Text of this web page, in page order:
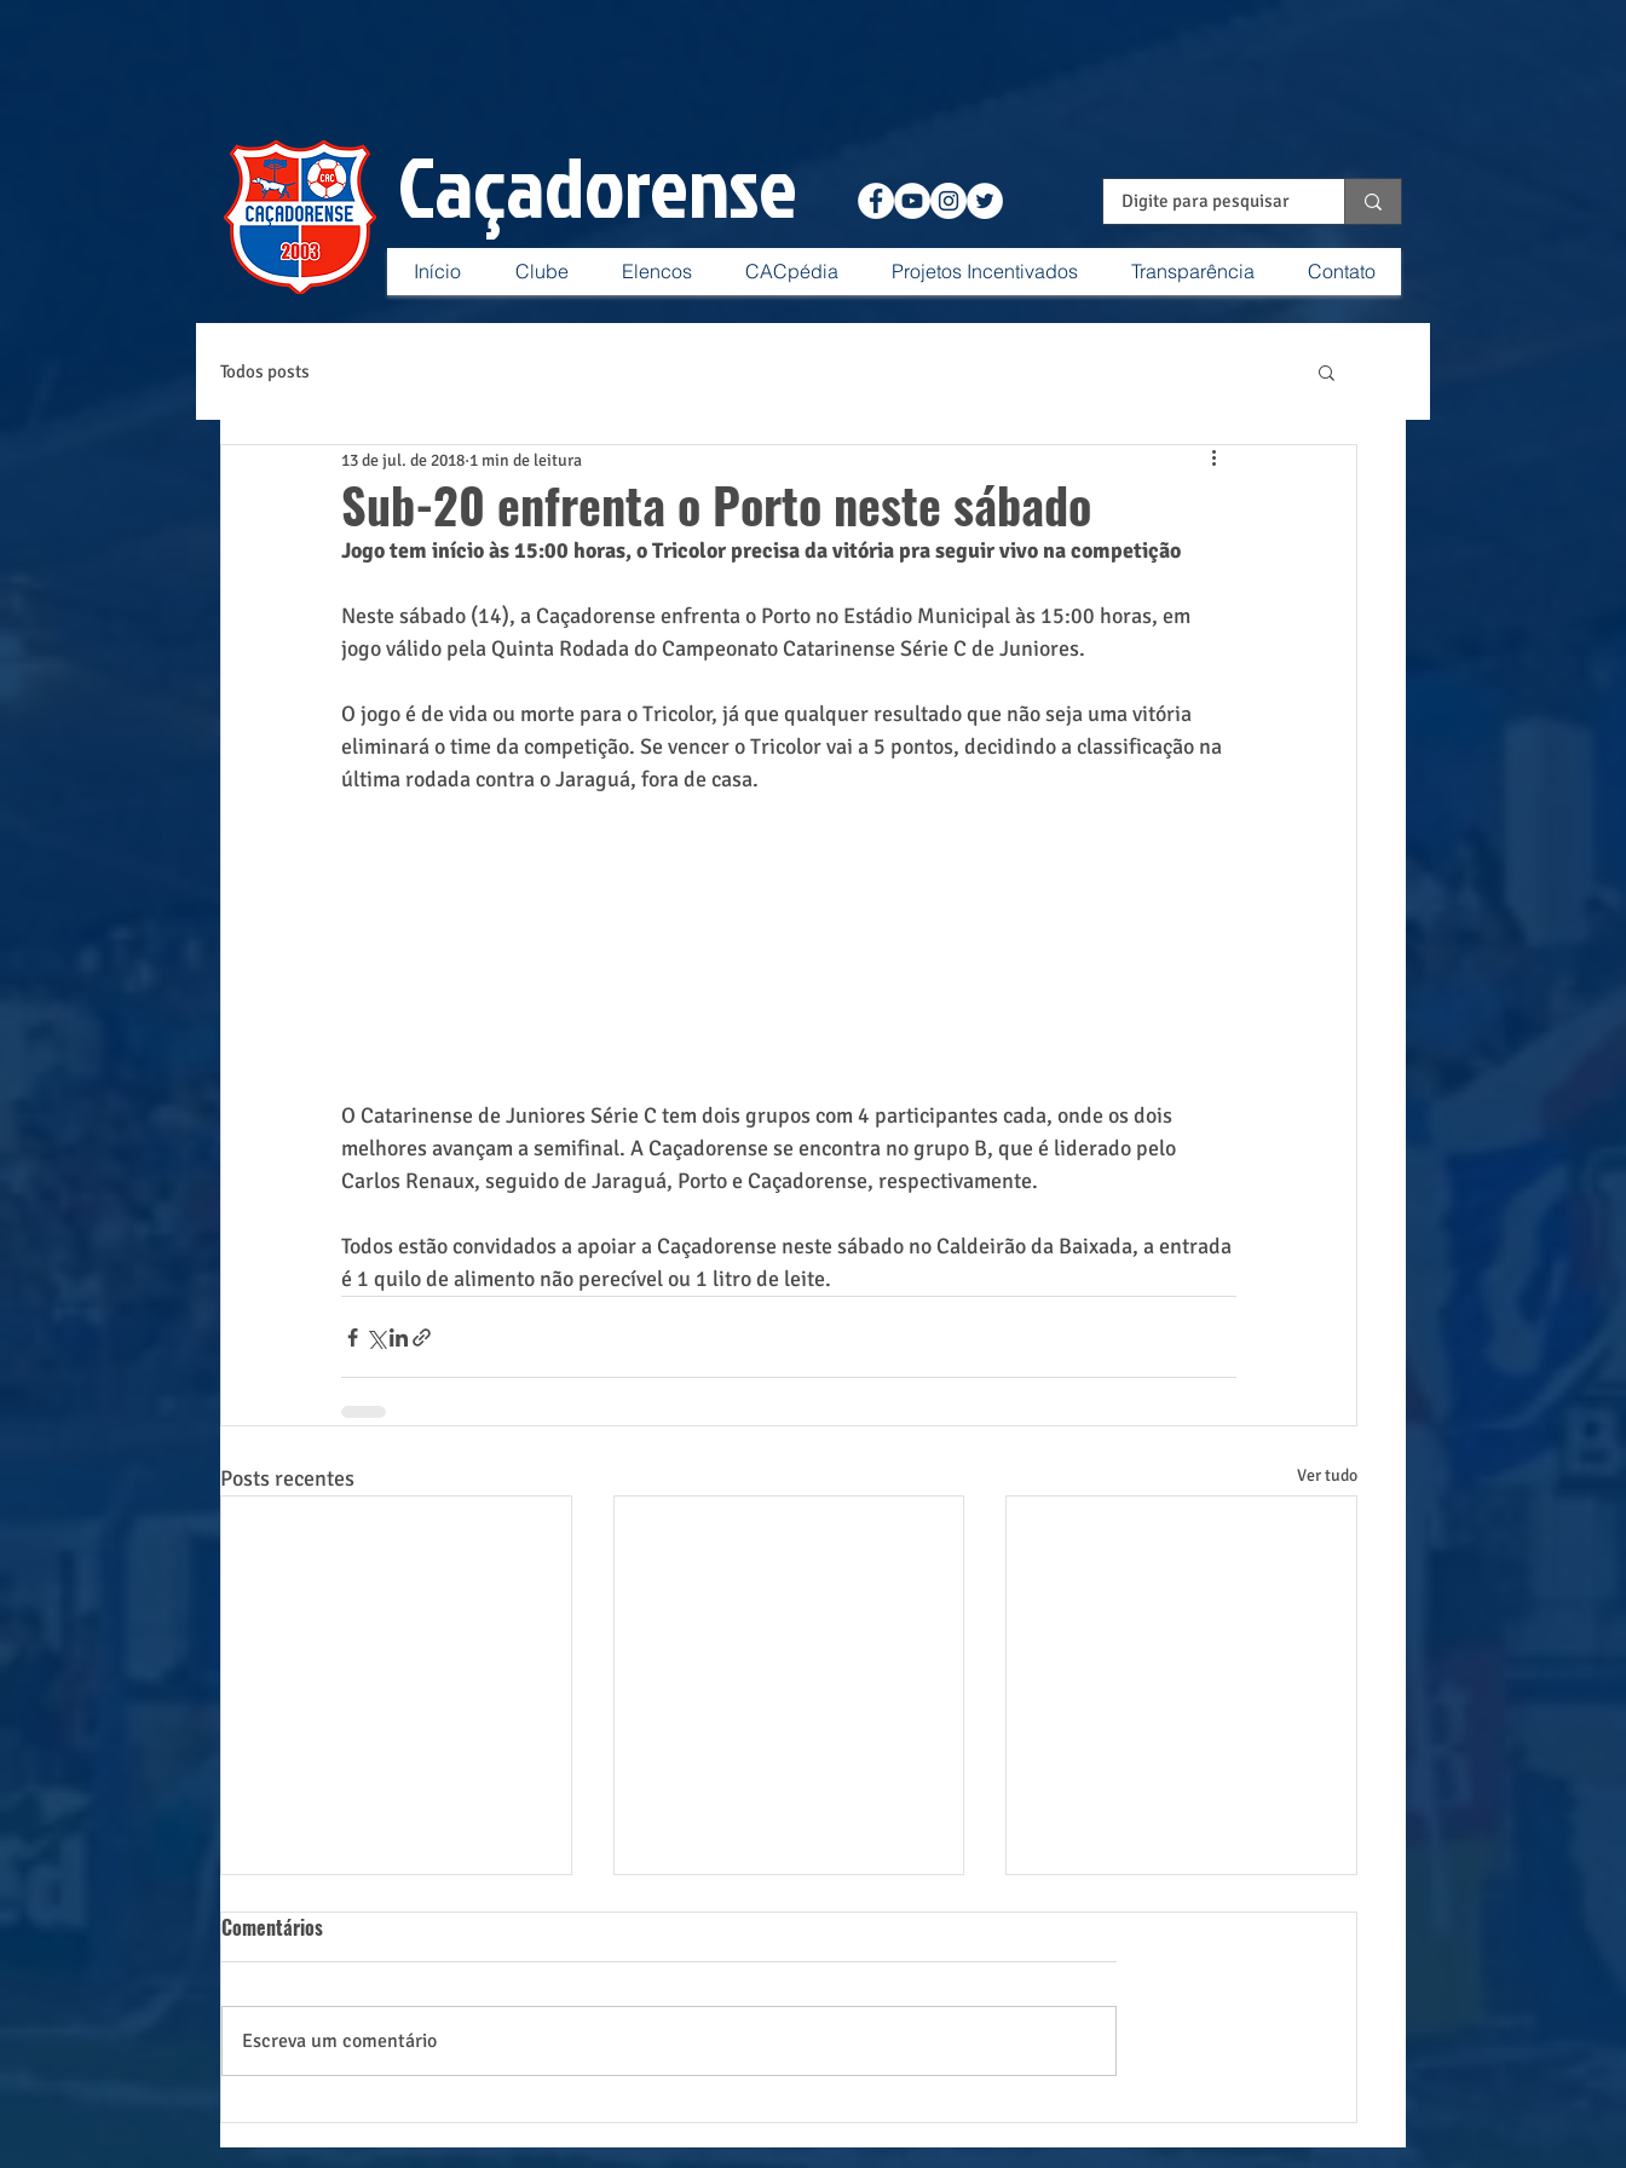
Caçadorense
Início Clube Elencos CACpédia Projetos Incentivados Transparência Contato
Todos posts
Sub-20 enfrenta o Porto neste sábado
13 de jul. de 2018 1 min de leitura
Jogo tem início às 15:00 horas, o Tricolor precisa da vitória pra seguir vivo na competição
Neste sábado (14), a Caçadorense enfrenta o Porto no Estádio Municipal às 15:00 horas, em
jogo válido pela Quinta Rodada do Campeonato Catarinense Série C de Juniores.
O jogo é de vida ou morte para o Tricolor, já que qualquer resultado que não seja uma vitória
eliminará o time da competição. Se vencer o Tricolor vai a 5 pontos, decidindo a classificação na
última rodada contra o Jaraguá, fora de casa.
O Catarinense de Juniores Série C tem dois grupos com 4 participantes cada, onde os dois
melhores avançam a semifinal. A Caçadorense se encontra no grupo B, que é liderado pelo
Carlos Renaux, seguido de Jaraguá, Porto e Caçadorense, respectivamente.
Todos estão convidados a apoiar a Caçadorense neste sábado no Caldeirão da Baixada, a entrada
é 1 quilo de alimento não perecível ou 1 litro de leite.
Posts recentes Ver tudo
Caçadorense conquista de
forma invicta o título dos
Caçadorense garante vaga nas
quartas de final dos Joguinhos
Edital de Convocação -
Assembléia Geral Extraordinária
Comentários
Escreva um comentário